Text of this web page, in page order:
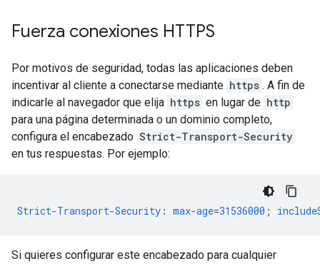
Fuerza conexiones HTTPS
Por motivos de seguridad, todas las aplicaciones deben
incentivar al cliente a conectarse mediante https . A fin de
indicarle al navegador que elija https en lugar de http
para una página determinada o un dominio completo,
configura el encabezado Strict-Transport-Security
en tus respuestas. Por ejemplo:
Strict-Transport-Security : max-age=31536000 ;
Si quieres configurar este encabezado para cualquier